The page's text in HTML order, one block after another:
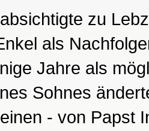
zu
als
Jahre als
Sohnes
- von Papst